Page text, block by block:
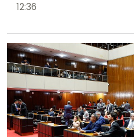
12:36